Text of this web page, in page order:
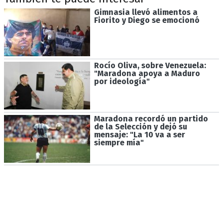
Gimnasia llevó alimentos a
Fiorito y Diego se emocionó
Rocío Oliva, sobre Venezuela:
"Maradona apoya a Maduro
por ideología"
Maradona recordó un partido
de la Selección y dejó su
mensaje: "La 10 va a ser
siempre mía"